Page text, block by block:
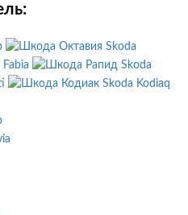
Skoda
Skoda
Skoda Kodiaq